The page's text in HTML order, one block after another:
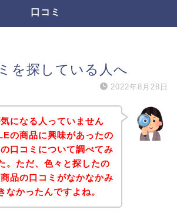
口コミ
を探している人へ
2022年8月28日
になる人っていません
の商品に興味があったの
口コミについて調べてみ
。ただ、色々と探したの
品の口コミがなかなかみ
なかったんですよね。